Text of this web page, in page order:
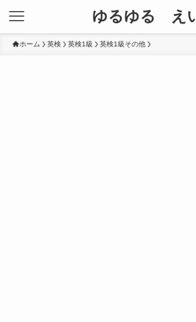
ゆるゆる え
ホーム 英検 英検1級 英検1級その他